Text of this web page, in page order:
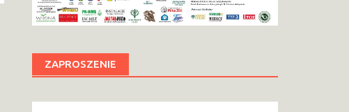
ZAPROSZENIE